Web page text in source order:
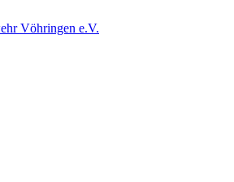
Vöhringen e.V.